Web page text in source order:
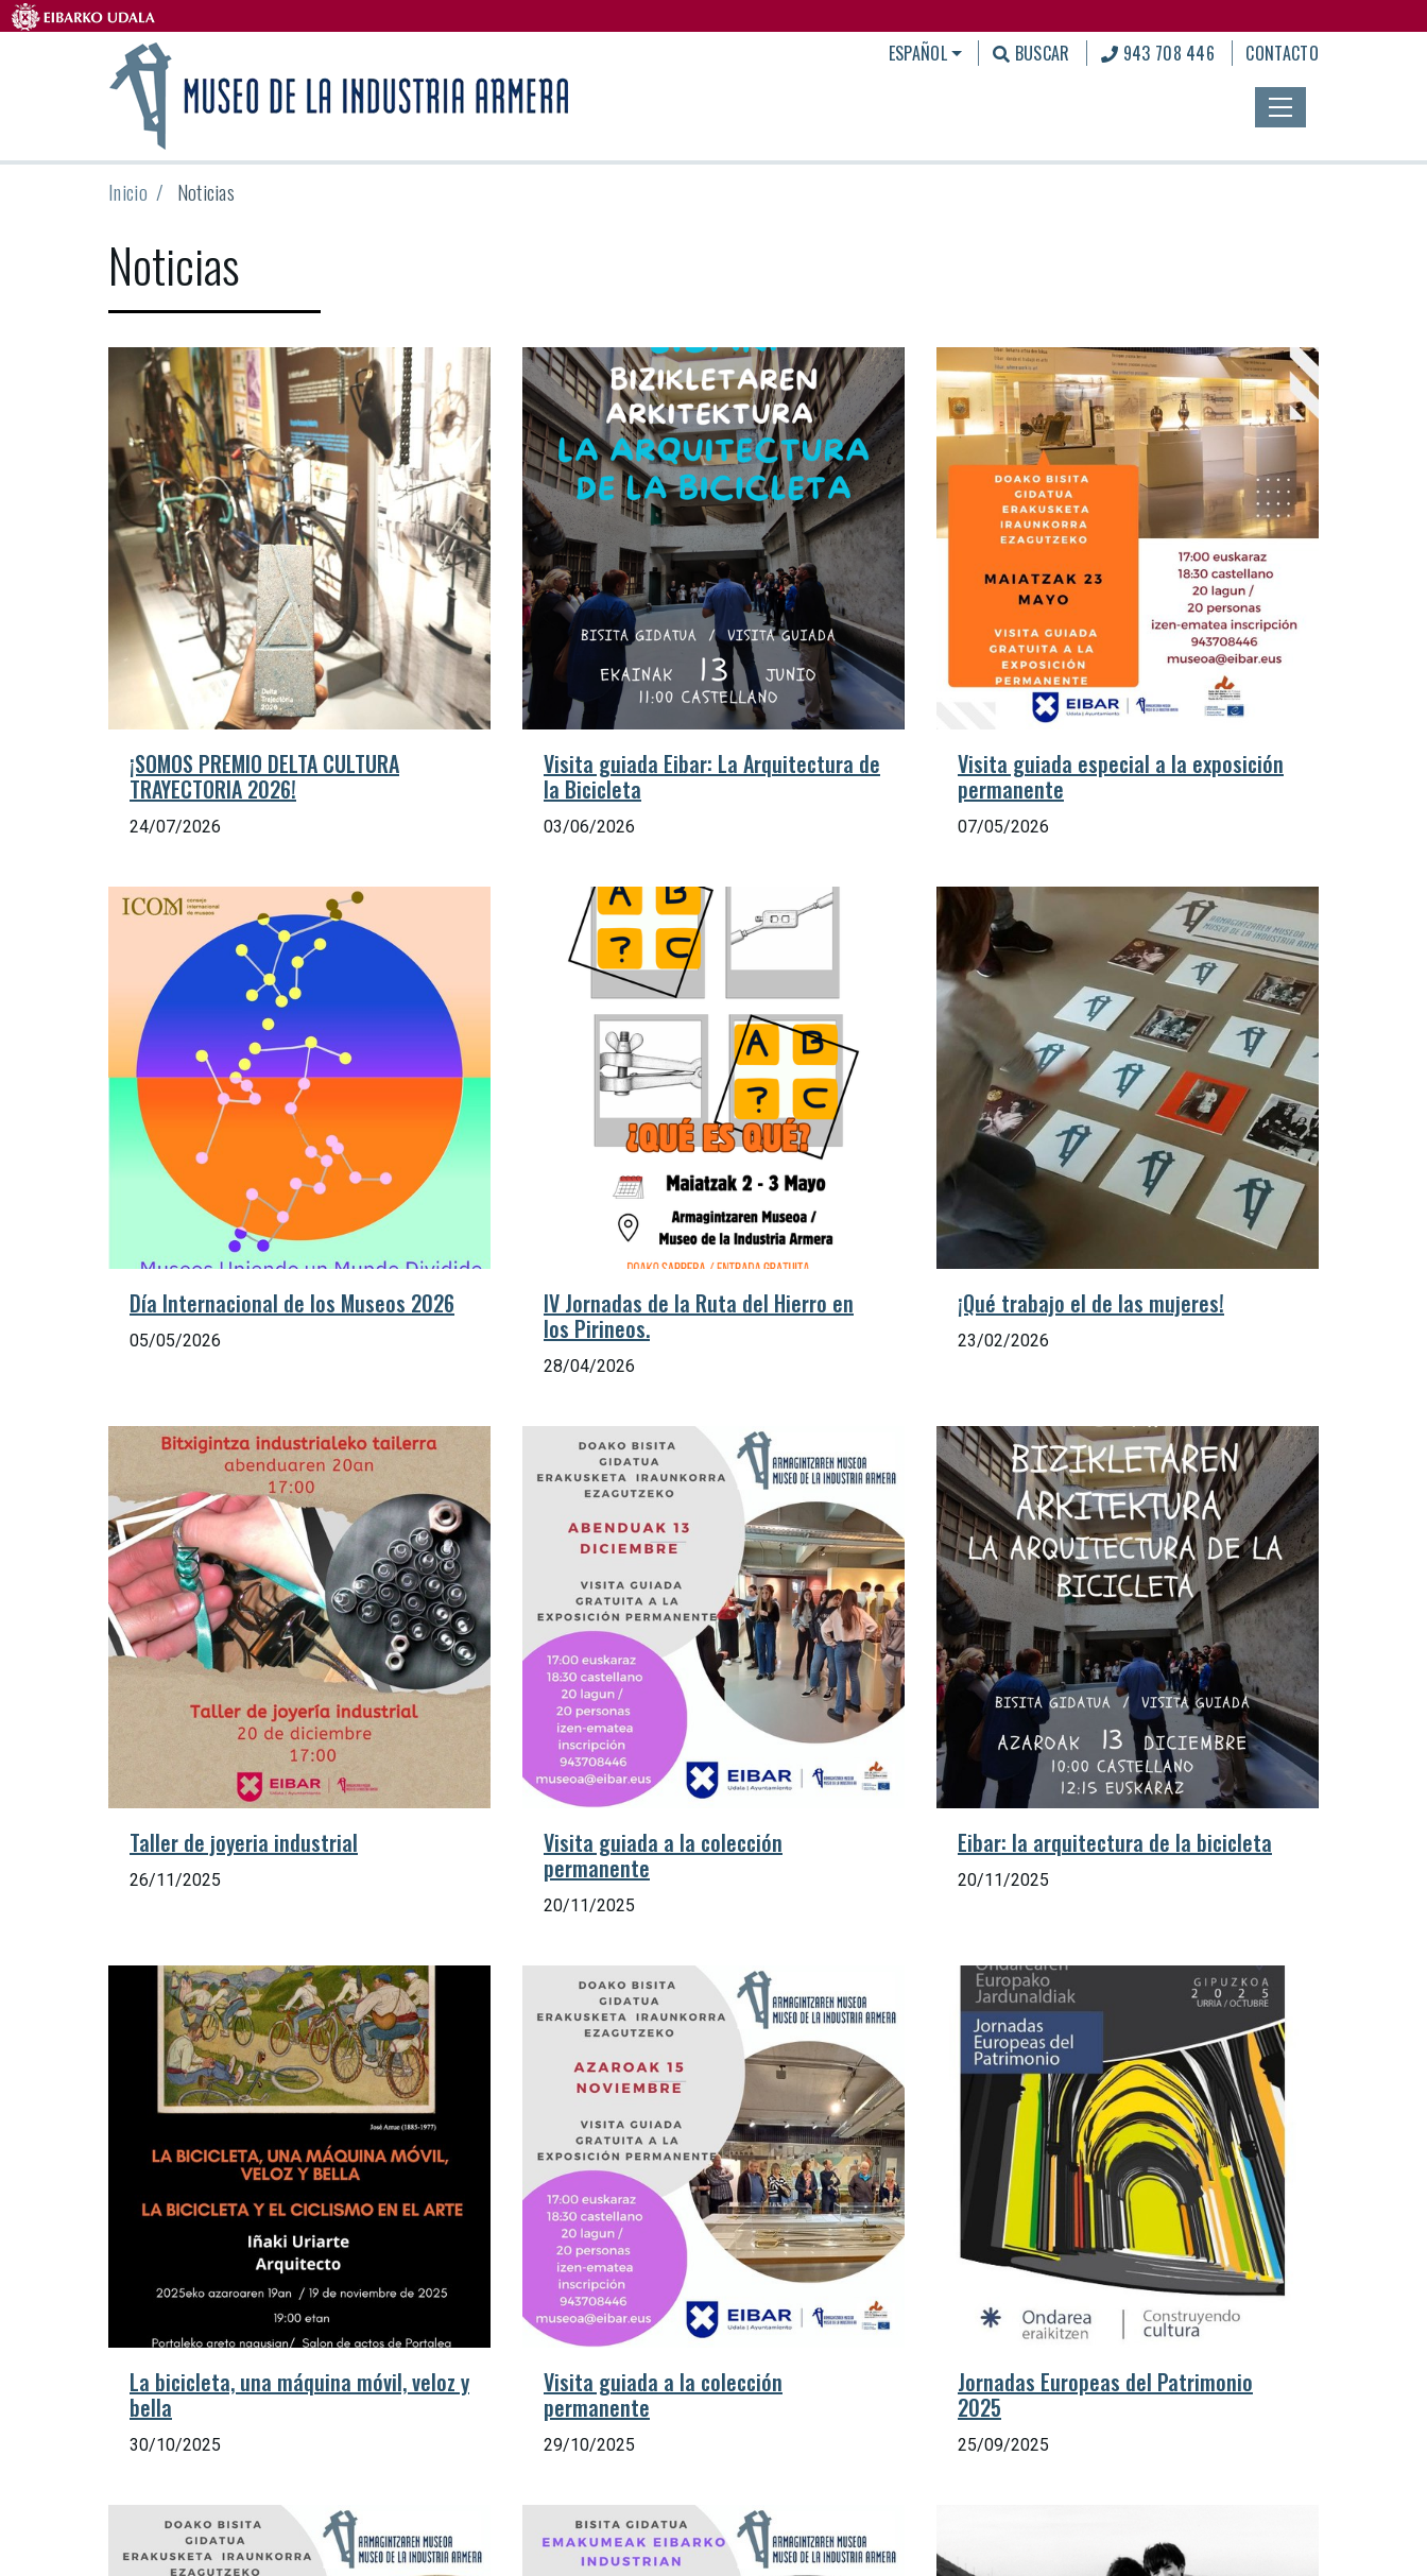
ESPAÑOL BUSCAR 943 708 446 CONTACTO
Inicio Noticias
Noticias
¡SOMOS PREMIO DELTA CULTURA
TRAYECTORIA 2026!
24/07/2026
Visita guiada Eibar: La Arquitectura de
la Bicicleta
03/06/2026
Visita guiada especial a la exposición
permanente
07/05/2026
Día Internacional de los Museos 2026
05/05/2026
IV Jornadas de la Ruta del Hierro en
los Pirineos.
28/04/2026
¡Qué trabajo el de las mujeres!
23/02/2026
Taller de joyeria industrial
26/11/2025
Visita guiada a la colección
permanente
20/11/2025
Eibar: la arquitectura de la bicicleta
20/11/2025
La bicicleta, una máquina móvil, veloz y
bella
30/10/2025
Visita guiada a la colección
permanente
29/10/2025
Jornadas Europeas del Patrimonio
2025
25/09/2025